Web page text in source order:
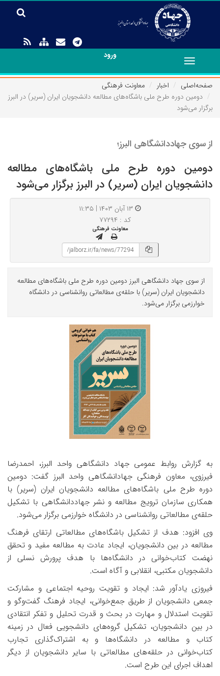
ورود
Toggle
navigation
صفحه‌اصلی
اخبار
معاونت فرهنگی
دومین دوره طرح ملی باشگاه‌های مطالعه دانشجویان ایران (سریر) در البرز
برگزار می‌شود
از سوی جهاددانشگاهی البرز؛
دومین دوره طرح ملی باشگاه‌های مطالعه
دانشجویان ایران (سریر) در البرز برگزار می‌شود
کد : ۷۷۲۹۴
معاونت فرهنگی
از سوی جهاد دانشگاهی البرز دومین دوره طرح ملی باشگاه‌های مطالعه
دانشجویان ایران (سریر) با حلقه‌ی مطالعاتی روانشناسی در دانشگاه
خوارزمی برگزار می‌شود.
به گزارش روابط عمومی جهاد دانشگاهی واحد البرز، احمدرضا
فیرزوی، معاون فرهنگی جهادانشگاهی واحد البرز گفت: دومین
دوره طرح ملی باشگاه‌های مطالعه دانشجویان ایران (سریر) با
همکاری سازمان ترویج مطالعه و نشر جهاددانشگاهی با تشکیل
حلقه‌ی مطالعاتی روانشناسی در دانشگاه خوارزمی برگزار می‌شود.
وی افزود: هدف از تشکیل باشگاه‌های مطالعاتی ارتقای فرهنگ
مطالعه در بین دانشجویان، ایجاد عادت به مطالعه مفید و تحقق
نهضت کتاب‌خوانی در دانشگاه‌ها با هدف پرورش نسلی از
دانشجویان مکتبی، انقلابی و آگاه است.
فیروزی یادآور شد: ایجاد و تقویت روحیه اجتماعی و مشارکت
جمعی دانشجویان از طریق جمع‌خوانی، ایجاد فرهنگ گفت‌وگو و
تقویت استدلال و مهارت در بحث و قدرت تحلیل و تفکر انتقادی
در بین دانشجویان، تشکیل گروه‌های دانشجویی فعال در زمینه
کتاب و مطالعه در دانشگاه­‌ها و به اشتراک‌گذاری تجارب
کتاب‌خوانی در حلقه‌های مطالعاتی با سایر دانشجویان از دیگر
اهداف اجرای این طرح است.